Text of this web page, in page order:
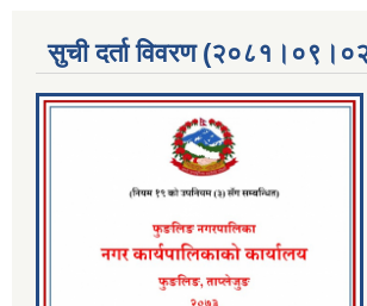
सुची दर्ता विवरण